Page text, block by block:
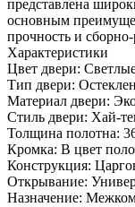
представлена
основным
прочность и
Характеристики
Цвет двери:
Тип двери:
Материал двери:
Стиль двери: Хай-
Толщина полотна:
Кромка: В цвет
Конструкция:
Открывание:
Назначение: